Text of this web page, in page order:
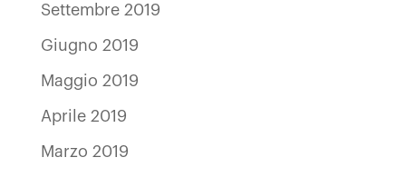
Settembre 2019
Giugno 2019
Maggio 2019
Aprile 2019
Marzo 2019